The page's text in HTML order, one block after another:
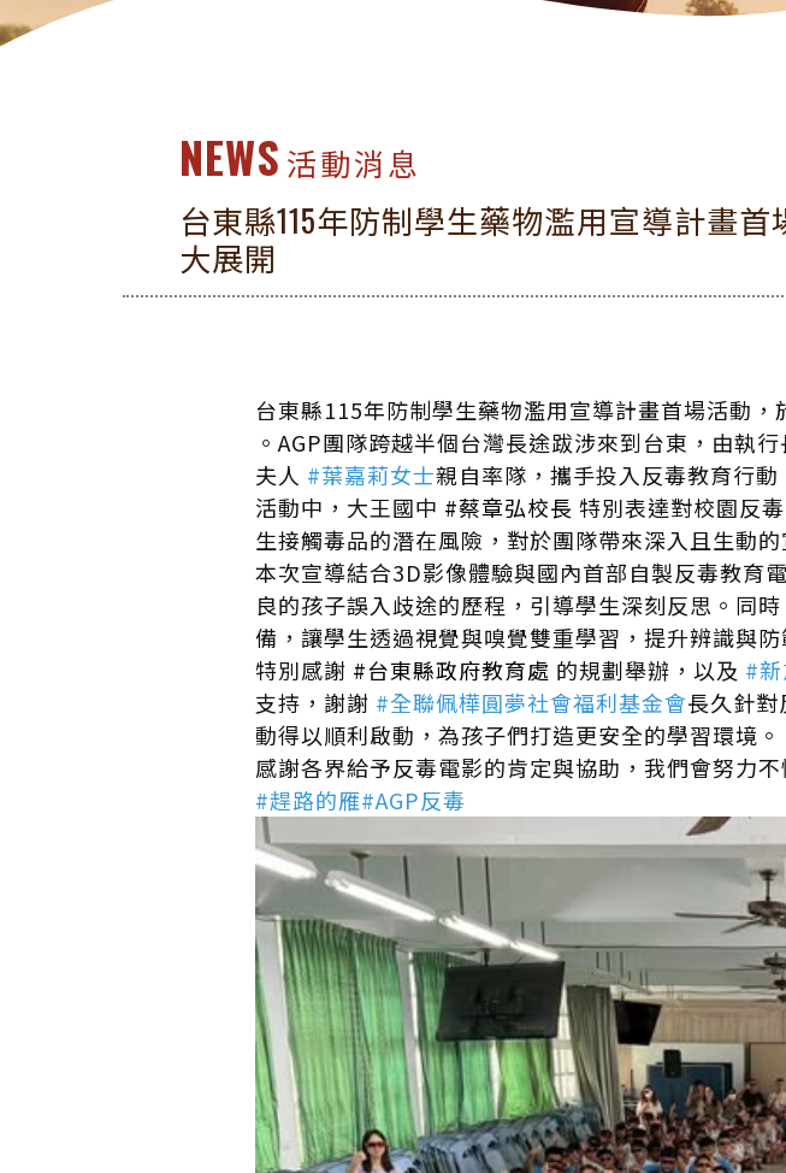
NEWS 活動消息
台東縣115年防制學生藥物濫用宣導計畫
大展開
台東縣115年防制學生藥物濫用宣導計畫首場活動，
。AGP團隊跨越半個台灣長途跋涉來到台東，由執行
夫人 #葉嘉莉女士親自率隊，攜手投入反毒教育行動
活動中，大王國中 #蔡章弘校長 特別表達對校園反
生接觸毒品的潛在風險，對於團隊帶來深入且生動
本次宣導結合3D影像體驗與國內首部自製反毒教育
良的孩子誤入歧途的歷程，引導學生深刻反思。同
備，讓學生透過視覺與嗅覺雙重學習，提升辨識與防
特別感謝 #台東縣政府教育處 的規劃舉辦，以及 #
支持，謝謝 #全聯佩樺圓夢社會福利基金會長久針
動得以順利啟動，為孩子們打造更安全的學習環境。
感謝各界給予反毒電影的肯定與協助，我們會努力不
#趕路的雁#AGP反毒